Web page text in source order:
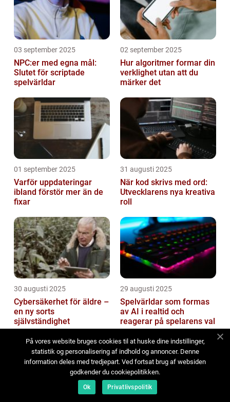
03 september 2025
NPC:er med egna mål:
Slutet för scriptade
spelvärldar
02 september 2025
Hur algoritmer formar din
verklighet utan att du
märker det
01 september 2025
Varför uppdateringar
ibland förstör mer än de
fixar
31 augusti 2025
När kod skrivs med ord:
Utvecklarens nya kreativa
roll
30 augusti 2025
Cybersäkerhet för äldre –
en ny sorts
självständighet
29 augusti 2025
Spelvärldar som formas
av AI i realtid och
reagerar på spelarens val
På vores website bruges cookies til at huske dine indstillinger,
statistik og personalisering af indhold og annoncer. Denne
information deles med tredjepart. Ved fortsat brug af websiden
godkender du cookiepolitikken.
Ok Privatlivspolitik